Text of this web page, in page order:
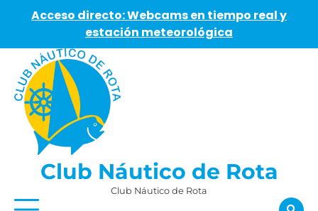
Acceso directo: Webcams en tiempo real y
estación meteorológica
content
Club Náutico de Rota
Club Náutico de Rota